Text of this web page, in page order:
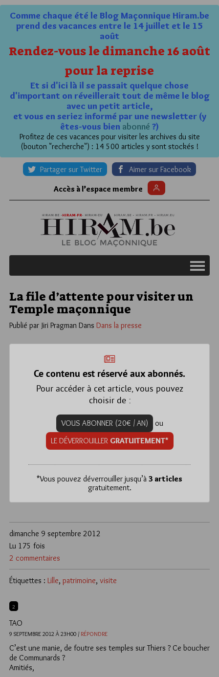
Comme chaque été le Blog Maçonnique Hiram.be
prend des vacances entre le 14 juillet et le 15
août
Rendez-vous le dimanche 16 août
pour la reprise
Et si d'ici là il se passait quelque chose
d'important on réveillerait tout de même le blog
avec un petit article,
et vous en seriez informé par une newsletter (y
êtes-vous bien abonné ?)
Profitez de ces vacances pour visiter les archives du site
(bouton "recherche") : 14 500 articles y sont stockés !
Partager sur Twitter Aimer sur Facebook
Accès à l’espace membre
La file d’attente pour visiter un
Temple maçonnique
Publié par Jiri Pragman Dans Dans la presse
Ce contenu est réservé aux abonnés.
Pour accéder à cet article, vous pouvez
choisir de :
VOUS ABONNER (20€ / AN)
ou
LE DÉVERROUILLER GRATUITEMENT*
*Vous pouvez déverrouiller jusqu’à 3 articles
gratuitement.
dimanche 9 septembre 2012
2 commentaires
Lu 175 fois
Étiquettes : Lille, patrimoine, visite
2
TAO
9 SEPTEMBRE 2012 À 23H00 / RÉPONDRE
C’est une manie, de foutre ses temples sur Thiers ? Ce boucher
de Communards ?
Amitiés,